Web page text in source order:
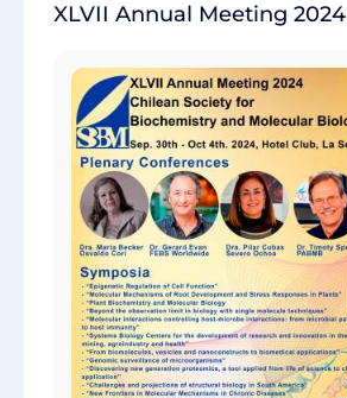
XLVII Annual Meeting 2024